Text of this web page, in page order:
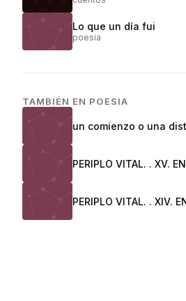
Lo que un día fui
poesia
TAMBIÉN EN POESIA
un comienzo o una
PERIPLO
PERIPLO